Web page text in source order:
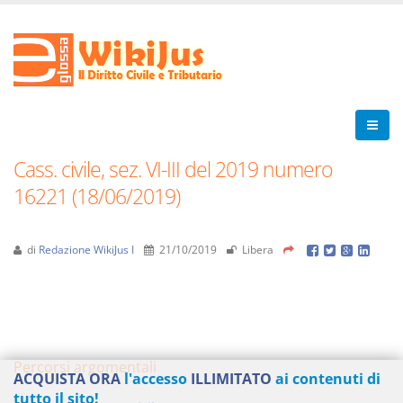
Cass. civile, sez. VI-III del 2019 numero
16221 (18/06/2019)
di Redazione WikiJus I 21/10/2019 Libera
Percorsi argomentali
ACQUISTA ORAl'accesso ILLIMITATO ai contenuti di
tutto il sito!